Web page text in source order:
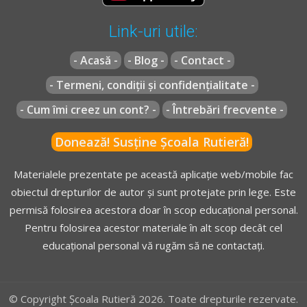
special amenajat, marcat şi semnalizat corespunzător ori
la culoarea verde a semaforului destinat lui, atunci când
** Regulament =REGULAMENT de aplicare a OUG
195/2002 actualizat (Regulamentul codului rutier)
Link-uri utile:
- Acasă - - Blog -
- Contact -
- Termeni, condiții și confidențialitate -
- Cum îmi creez un cont? -
- Întrebări frecvente -
Donează! Susține Școala Rutieră!
Materialele prezentate pe această aplicație web/mobile fac
obiectul drepturilor de autor și sunt protejate prin lege. Este
permisă folosirea acestora doar în scop educațional personal.
Pentru folosirea acestor materiale în alt scop decât cel
educațional personal vă rugăm să ne contactați.
© Copyright Școala Rutieră 2026. Toate drepturile rezervate.